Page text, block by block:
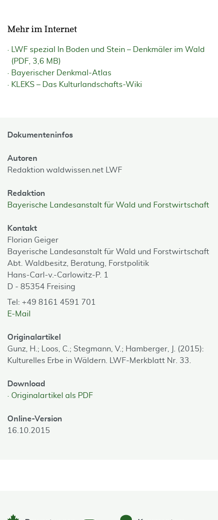
Mehr im Internet
LWF spezial In Boden und Stein – Denkmäler im Wald
(PDF, 3,6 MB)
Bayerischer Denkmal-Atlas
KLEKS – Das Kulturlandschafts-Wiki
Dokumenteninfos
Autoren
Redaktion waldwissen.net LWF
Redaktion
Bayerische Landesanstalt für Wald und Forstwirtschaft
Kontakt
Florian Geiger
Bayerische Landesanstalt für Wald und Forstwirtschaft
Abt. Waldbesitz, Beratung, Forstpolitik
Hans-Carl-v.-Carlowitz-P. 1
D - 85354 Freising
Tel: +49 8161 4591 701
E-Mail
Originalartikel
Gunz, H.; Loos, C.; Stegmann, V.; Hamberger, J. (2015):
Kulturelles Erbe in Wäldern. LWF-Merkblatt Nr. 33.
Download
Originalartikel als PDF
Online-Version
16.10.2015